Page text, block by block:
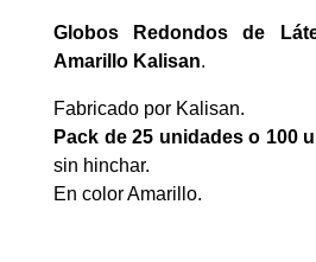
Globos Redondos de
Amarillo Kalisan.
Fabricado por Kalisan.
Pack de 25 unidades o 100
sin hinchar.
En color Amarillo.